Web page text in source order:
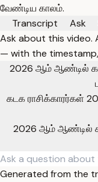
வேண்டிய காலம்.
Transcript
Ask
Ask about this video.
— with the
2026 ஆம் ஆண்டில்
கடக ராசிக்காரர்கள்
2026 ஆம் ஆண்டில்
Generated from the